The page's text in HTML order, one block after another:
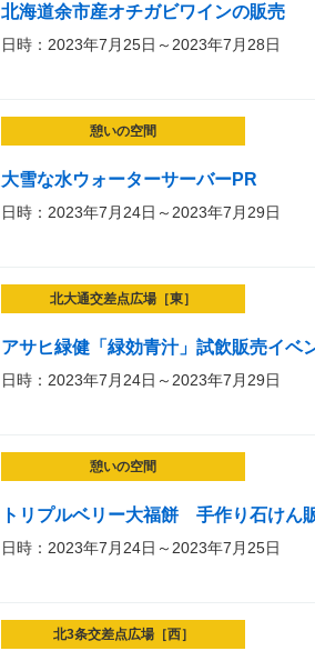
北海道余市産オチガビワインの販売
日時：2023年7月25日～2023年7月28日
憩いの空間
大雪な水ウォーターサーバーPR
日時：2023年7月24日～2023年7月29日
北大通交差点広場［東］
アサヒ緑健「緑効青汁」試飲販売イベ
日時：2023年7月24日～2023年7月29日
憩いの空間
トリプルベリー大福餅 手作り石けん
日時：2023年7月24日～2023年7月25日
北3条交差点広場［西］